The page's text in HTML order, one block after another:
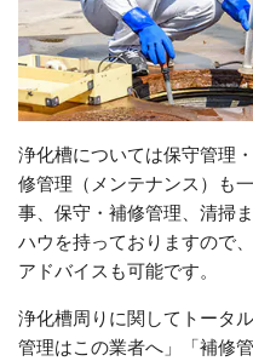
浄化槽については保守管理
修管理（メンテナンス）も
事、保守・補修管理、清掃
ハウを持っておりますので
アドバイスも可能です。
浄化槽周りに関してトータ
管理はこの業者へ」「補修